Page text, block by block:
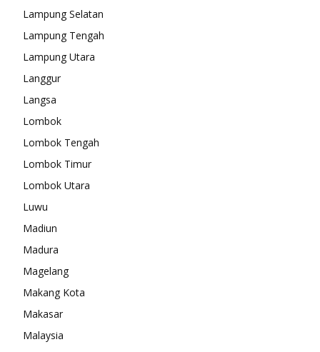
Lampung Selatan
Lampung Tengah
Lampung Utara
Langgur
Langsa
Lombok
Lombok Tengah
Lombok Timur
Lombok Utara
Luwu
Madiun
Madura
Magelang
Makang Kota
Makasar
Malaysia